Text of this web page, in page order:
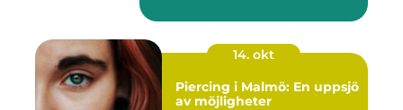
14. okt
Piercing i Malmö: En uppsjö
av möjligheter